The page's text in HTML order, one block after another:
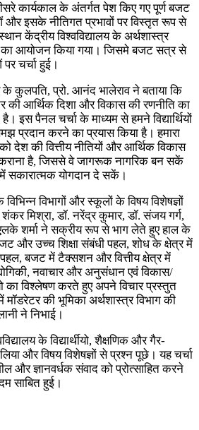
कार्यकाल के अंतर्गत पेश किए गए पूर्ण बजट
इसके नीतिगत प्रभावों पर विस्तृत रूप से
केंद्रीय विश्वविद्यालय के अर्थशास्त्र
का आयोजन किया गया। जिसमे बजट सत्र से
चर्चा हुई।
के कुलपति, प्रो. आनंद भालेराव ने बताया कि
की आर्थिक दिशा और विकास की रणनीति का
इस पैनल चर्चा के माध्यम से हमने विद्यार्थियों
प्रदान करने का प्रयास किया है। हमारा
को देश की वित्तीय नीतियों और आर्थिक विकास
है, जिससे वे जागरूक नागरिक बन सकें
सकारात्मक योगदान दे सकें।
विभागों और स्कूलों के विषय विशेषज्ञों
शंकर मिश्रा, डॉ. नरेंद्र कुमार, डॉ. संजय गर्ग,
शर्मा ने सक्रीय रूप से भाग लेते हुए हाल के
और उच्च शिक्षा संबंधी पहल, शोध के क्षेत्र में
बजट में टैक्सशन और वित्तीय क्षेत्र में
नवाचार और अनुसंधान एवं विकास/
का विश्लेषण करते हुए अपने विचार प्रस्तुत
की भूमिका अर्थशास्त्र विभाग की
ने निभाई।
के विद्यार्थीयो, शैक्षणिक और गैर-
और विषय विशेषज्ञों से प्रश्न पूछे। यह चर्चा
और ज्ञानवर्धक संवाद को प्रोत्साहित करने
साबित हुई।